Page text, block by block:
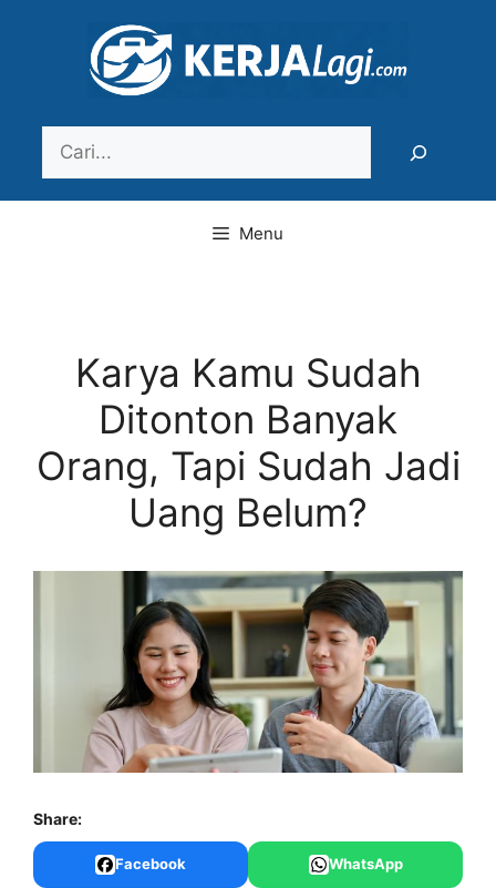
Menu
Karya Kamu Sudah
Ditonton Banyak
Orang, Tapi Sudah Jadi
Uang Belum?
Share:
Facebook WhatsApp